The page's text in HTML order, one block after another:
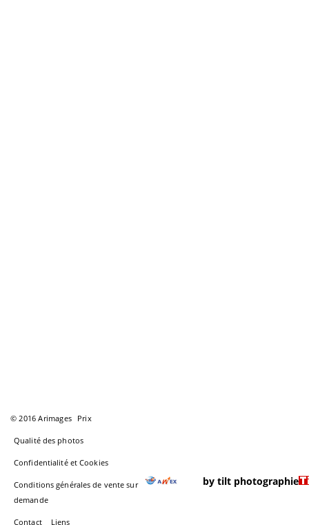
© 2016 Arimages Prix
Qualité des photos
Confidentialité et Cookies
Conditions générales de vente sur
demande
Contact Liens
by tilt photographie